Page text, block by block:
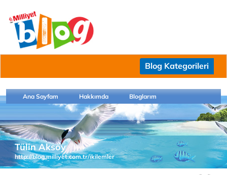
Blog Kategorileri
Ana Sayfam Hakkımda Bloglarım
Tülin Aksoy
http://blog.milliyet.com.tr/ikilemler